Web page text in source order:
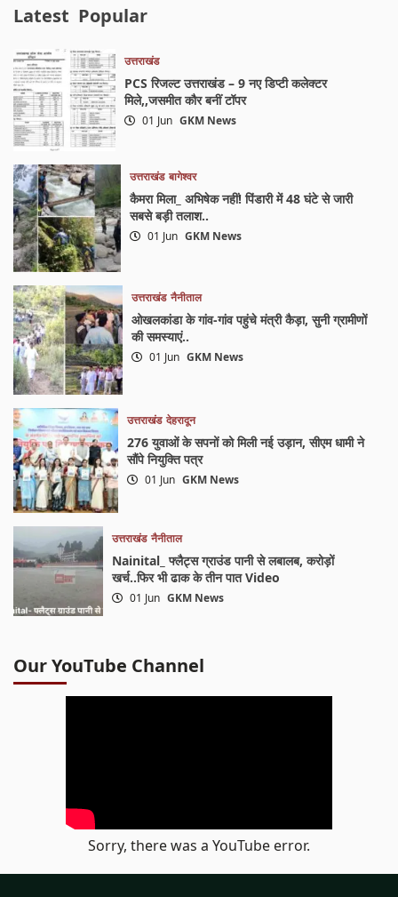
Latest Popular
उत्तराखंड
PCS रिजल्ट उत्तराखंड – 9 नए डिप्टी कलेक्टर
मिले,,जसमीत कौर बनीं टॉपर
01 Jun GKM News
उत्तराखंड बागेश्वर
कैमरा मिला_ अभिषेक नहीं! पिंडारी में 48 घंटे से जारी
सबसे बड़ी तलाश..
01 Jun GKM News
उत्तराखंड नैनीताल
ओखलकांडा के गांव-गांव पहुंचे मंत्री कैड़ा, सुनी ग्रामीणों
की समस्याएं..
01 Jun GKM News
उत्तराखंड देहरादून
276 युवाओं के सपनों को मिली नई उड़ान, सीएम धामी ने
सौंपे नियुक्ति पत्र
01 Jun GKM News
उत्तराखंड नैनीताल
Nainital_ फ्लैट्स ग्राउंड पानी से लबालब, करोड़ों
खर्च..फिर भी ढाक के तीन पात Video
01 Jun GKM News
Our YouTube Channel
Sorry, there was a YouTube error.